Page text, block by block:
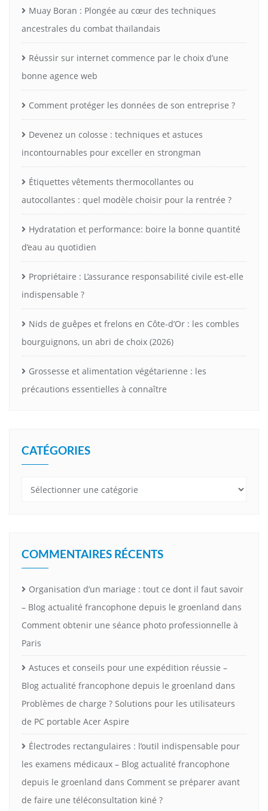
Muay Boran : Plongée au cœur des techniques
ancestrales du combat thaïlandais
Réussir sur internet commence par le choix d’une
bonne agence web
Comment protéger les données de son entreprise ?
Devenez un colosse : techniques et astuces
incontournables pour exceller en strongman
Étiquettes vêtements thermocollantes ou
autocollantes : quel modèle choisir pour la rentrée ?
Hydratation et performance: boire la bonne quantité
d’eau au quotidien
Propriétaire : L’assurance responsabilité civile est-elle
indispensable ?
Nids de guêpes et frelons en Côte-d’Or : les combles
bourguignons, un abri de choix (2026)
Grossesse et alimentation végétarienne : les
précautions essentielles à connaître
CATÉGORIES
Catégories
COMMENTAIRES RÉCENTS
Organisation d’un mariage : tout ce dont il faut savoir
– Blog actualité francophone depuis le groenland dans
Comment obtenir une séance photo professionnelle à
Paris
Astuces et conseils pour une expédition réussie –
Blog actualité francophone depuis le groenland dans
Problèmes de charge ? Solutions pour les utilisateurs
de PC portable Acer Aspire
Électrodes rectangulaires : l’outil indispensable pour
les examens médicaux – Blog actualité francophone
depuis le groenland dans Comment se préparer avant
de faire une téléconsultation kiné ?